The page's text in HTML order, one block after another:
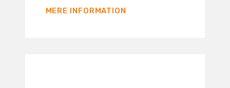
MERE INFORMATION